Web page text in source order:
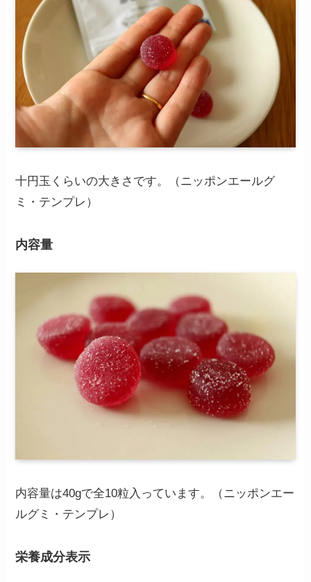
十円玉くらいの大きさです。（ニッポンエールグ
ミ・テンプレ）
内容量
内容量は40gで全10粒入っています。（ニッポンエー
ルグミ・テンプレ）
栄養成分表示